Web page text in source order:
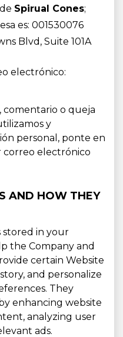
Spirual Cones;
es: 001530076
Blvd, Suite 101A
electrónico:
comentario o queja
y
personal, ponte en
correo electrónico
AND HOW THEY
stored in your
the Company and
certain Website
and personalize
They
enhancing website
analyzing user
ads.